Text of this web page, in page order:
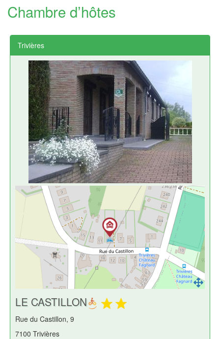
Chambre d’hôtes
Trivières
LE CASTILLON
Rue du Castillon, 9
7100 Trivières